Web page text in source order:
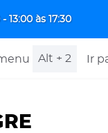
13:00 às 17:30
Alt + 2 Ir